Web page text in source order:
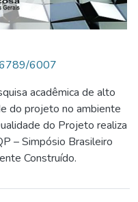
6007
acadêmica de alto
do projeto no ambiente
do Projeto realiza
– Simpósio Brasileiro
Construído.